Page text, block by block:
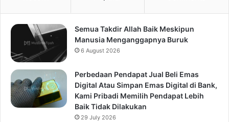
Semua Takdir Allah Baik Meskipun
Manusia Menganggapnya Buruk
6 August 2026
Perbedaan Pendapat Jual Beli Emas
Digital Atau Simpan Emas Digital di Bank,
Kami Pribadi Memilih Pendapat Lebih
Baik Tidak Dilakukan
29 July 2026